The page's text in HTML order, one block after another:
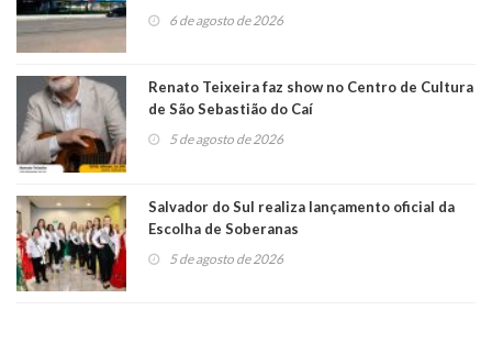
6 de agosto de 2026
Renato Teixeira faz show no Centro de Cultura
de São Sebastião do Caí
5 de agosto de 2026
Salvador do Sul realiza lançamento oficial da
Escolha de Soberanas
5 de agosto de 2026